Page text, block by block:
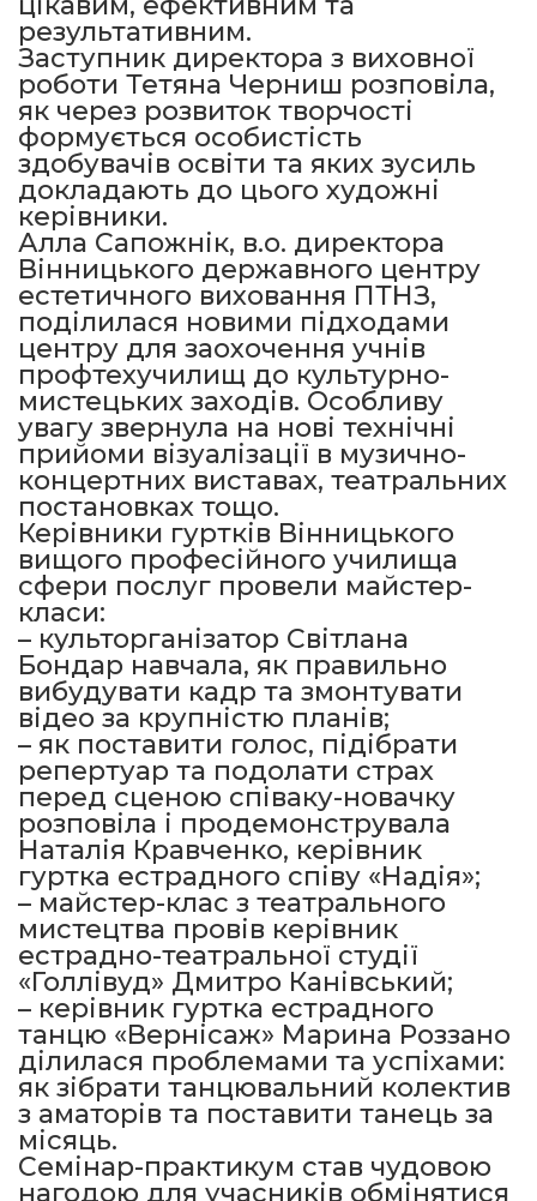
результативним.
Заступник директора з виховної
роботи Тетяна Черниш розповіла,
як через розвиток творчості
формується особистість
здобувачів освіти та яких зусиль
докладають до цього художні
керівники.
Алла Сапожнік, в.о. директора
Вінницького державного центру
естетичного виховання ПТНЗ,
поділилася новими підходами
центру для заохочення учнів
профтехучилищ до культурно-
мистецьких заходів. Особливу
увагу звернула на нові технічні
прийоми візуалізації в музично-
концертних виставах, театральних
постановках тощо.
Керівники гуртків Вінницького
вищого професійного училища
сфери послуг провели майстер-
класи:
– культорганізатор Світлана
Бондар навчала, як правильно
вибудувати кадр та змонтувати
відео за крупністю планів;
– як поставити голос, підібрати
репертуар та подолати страх
перед сценою співаку-новачку
розповіла і продемонструвала
Наталія Кравченко, керівник
гуртка естрадного співу «Надія»;
– майстер-клас з театрального
мистецтва провів керівник
естрадно-театральної студії
«Голлівуд» Дмитро Канівський;
– керівник гуртка естрадного
танцю «Вернісаж» Марина Роззано
ділилася проблемами та успіхами:
як зібрати танцювальний колектив
з аматорів та поставити танець за
місяць.
Семінар-практикум став чудовою
нагодою для учасників обмінятися